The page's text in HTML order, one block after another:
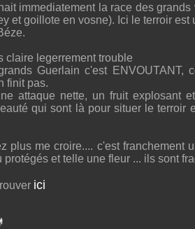
immediatement la race des
et goillote en vosne). Ici le terroir est
claire legerrement trouble
Guerlain c'est ENVOUTANT,
finit pas.
attaque nette, un fruit explosant
qui sont là pour situer le terroir
plus me croire.... c'est franchement
et telle une fleur ... ils sont
ici